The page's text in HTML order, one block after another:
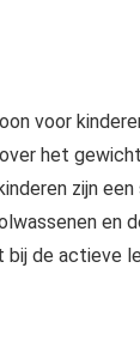
voor
het
zijn
en
de actieve